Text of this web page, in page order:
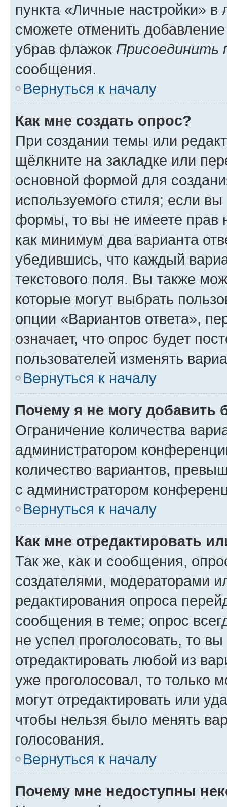
пункта «Личные настройки»
сможете отменить
убрав флажок Присоединить
сообщения.
Вернуться к началу
Как мне создать опрос?
При создании темы или
щёлкните на закладке или
основной формой для
используемого стиля; если
формы, то вы не имеете прав
как минимум два варианта
убедившись, что каждый
текстового поля. Вы также
которые могут выбрать
опции «Вариантов ответа»,
означает, что опрос будет
пользователей изменять
Вернуться к началу
Почему я не могу добавить
Ограничение количества
администратором
количество вариантов,
с администратором
Вернуться к началу
Как мне отредактировать
Так же, как и сообщения,
создателями, модераторами
редактирования опроса
сообщения в теме; опрос
не успел проголосовать, то
отредактировать любой из
уже проголосовал, то только
могут отредактировать или
чтобы нельзя было менять
голосования.
Вернуться к началу
Почему мне недоступны